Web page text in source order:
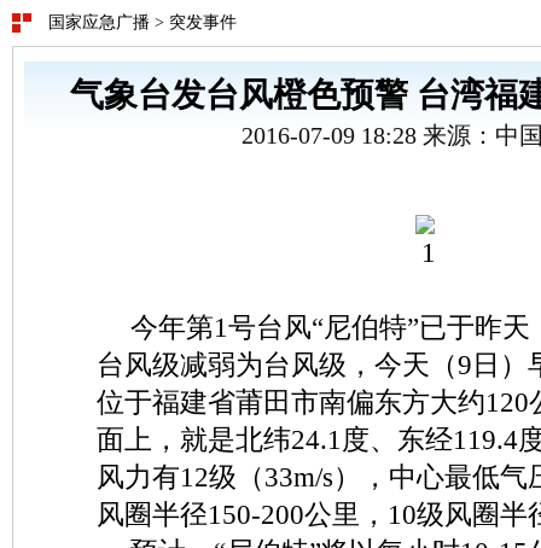
国家应急广播 > 突发事件
气象台发台风橙色预警 台湾福
2016-07-09 18:28 来源：中
今年第1号台风“尼伯特”已于昨
台风级减弱为台风级，今天（9日）
位于福建省莆田市南偏东方大约120
面上，就是北纬24.1度、东经119.4
风力有12级（33m/s），中心最低气
风圈半径150-200公里，10级风圈半